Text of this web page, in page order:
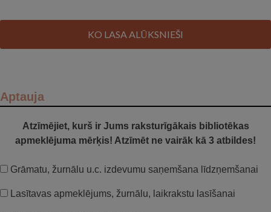
KO LASA ALŪKSNIEŠI
Aptauja
Atzīmējiet, kurš ir Jums raksturīgākais bibliotēkas
apmeklējuma mērķis! Atzīmēt ne vairāk kā 3 atbildes!
Grāmatu, žurnālu u.c. izdevumu saņemšana līdzņemšanai
Lasītavas apmeklējums, žurnālu, laikrakstu lasīšanai